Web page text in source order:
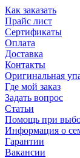
Как заказать
Прайс лист
Сертификаты
Оплата
Доставка
Контакты
Оригинальная
Где мой заказ
Задать вопрос
Статьи
Помощь при
Информация о
Гарантии
Вакансии